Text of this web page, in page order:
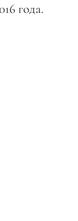
года.